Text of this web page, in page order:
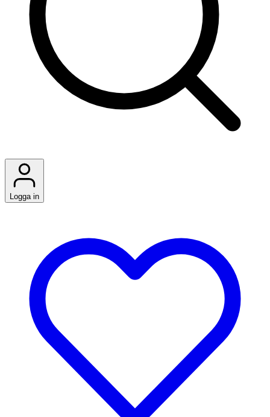
Logga in